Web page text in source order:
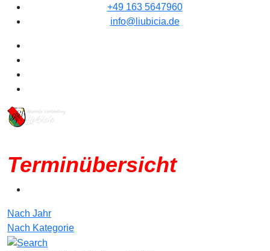
+49 163 5647960
info@liubicia.de
Terminübersicht
Nach Jahr
Nach Kategorie